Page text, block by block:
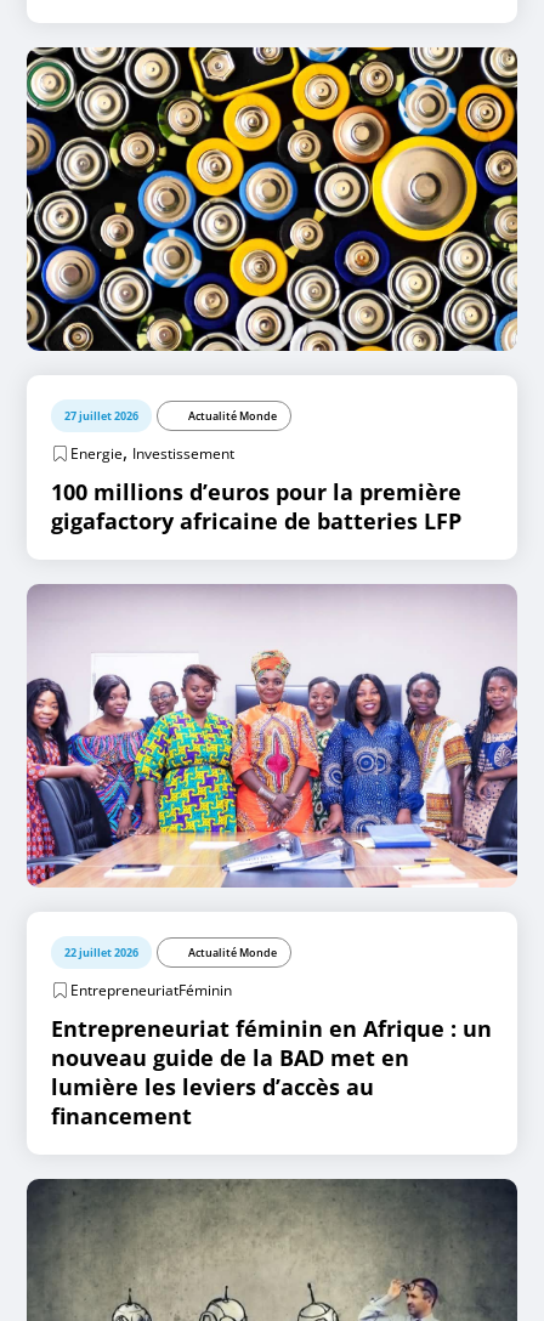
27 juillet 2026 Actualité Monde
Energie, Investissement
100 millions d’euros pour la première
gigafactory africaine de batteries LFP
22 juillet 2026 Actualité Monde
EntrepreneuriatFéminin
Entrepreneuriat féminin en Afrique : un
nouveau guide de la BAD met en
lumière les leviers d’accès au
financement